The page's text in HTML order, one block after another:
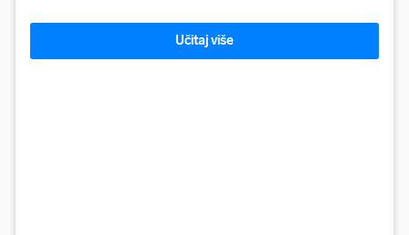
Učitaj više